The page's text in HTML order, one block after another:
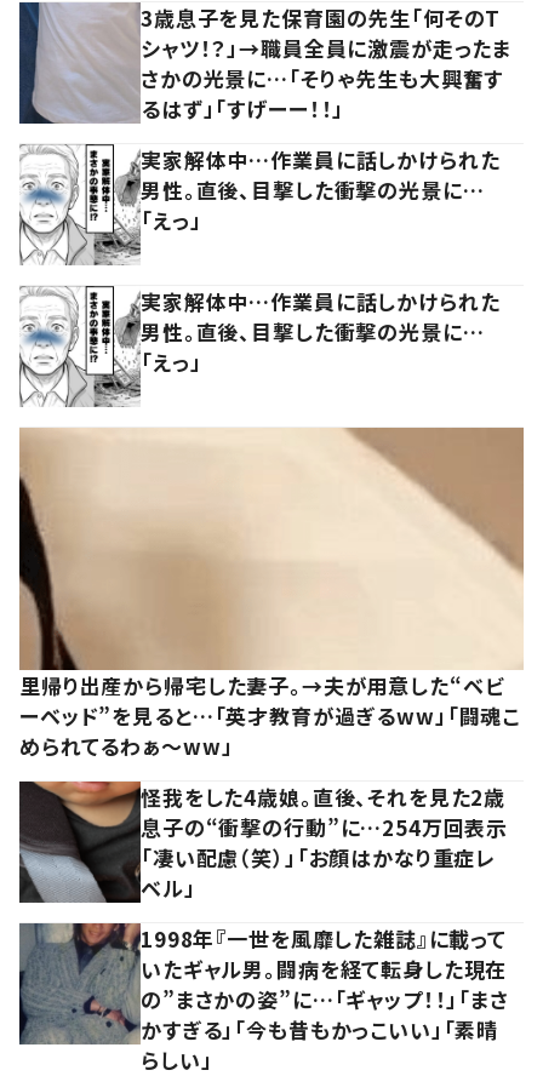
3歳息子を見た保育園の先生「何そのT
シャツ！？」→職員全員に激震が走ったま
さかの光景に…「そりゃ先生も大興奮す
るはず」「すげーー！！」
実家解体中…作業員に話しかけられた
男性。直後、目撃した衝撃の光景に…
「えっ」
実家解体中…作業員に話しかけられた
男性。直後、目撃した衝撃の光景に…
「えっ」
里帰り出産から帰宅した妻子。→夫が用意した“ベビ
ーベッド”を見ると…「英才教育が過ぎるww」「闘魂こ
められてるわぁ～ww」
怪我をした4歳娘。直後、それを見た2歳
息子の“衝撃の行動”に…254万回表示
「凄い配慮（笑）」「お顔はかなり重症レ
ベル」
1998年『一世を風靡した雑誌』に載って
いたギャル男。闘病を経て転身した現在
の”まさかの姿”に…「ギャップ！！」「まさ
かすぎる」「今も昔もかっこいい」「素晴
らしい」